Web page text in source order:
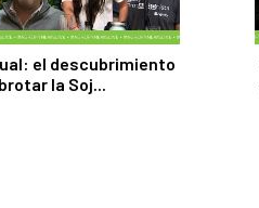
el descubrimiento
la Soj...